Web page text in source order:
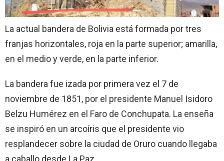
La actual bandera de Bolivia está formada por tres
franjas horizontales, roja en la parte superior; amarilla,
en el medio y verde, en la parte inferior.
La bandera fue izada por primera vez el 7 de
noviembre de 1851, por el presidente Manuel Isidoro
Belzu Humérez en el Faro de Conchupata. La enseña
se inspiró en un arcoíris que el presidente vio
resplandecer sobre la ciudad de Oruro cuando llegaba
a caballo desde La Paz.